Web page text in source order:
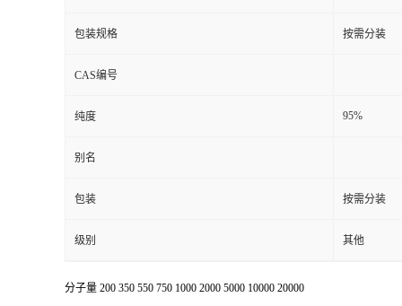
包装规格 按需分装
CAS编号
纯度 95%
别名
包装 按需分装
级别 其他
分子量 200 350 550 750 1000 2000 5000 10000 20000